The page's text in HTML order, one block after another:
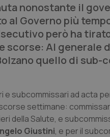
nonostante il
al Governo più
però ha
scorse: Al generale
quello di sub-
subcommissari ad acta
settimane:
della Salute, e
Giustini, e per il